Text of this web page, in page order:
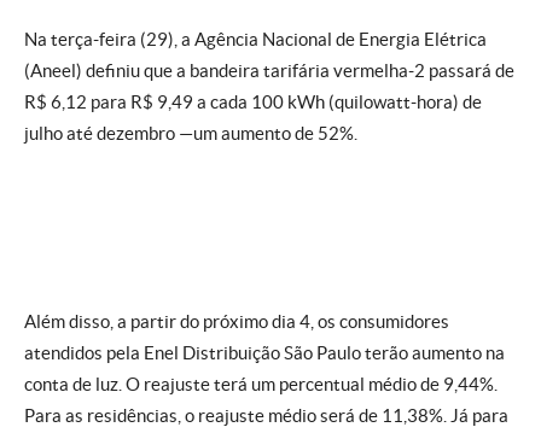
Na terça-feira (29), a Agência Nacional de Energia Elétrica
(Aneel) definiu que a bandeira tarifária vermelha-2 passará de
R$ 6,12 para R$ 9,49 a cada 100 kWh (quilowatt-hora) de
julho até dezembro —​um aumento de 52%.
Além disso, a partir do próximo dia 4, os consumidores
atendidos pela Enel Distribuição São Paulo terão aumento na
conta de luz. O reajuste terá um percentual médio de 9,44%.
Para as residências, o reajuste médio será de 11,38%. Já para